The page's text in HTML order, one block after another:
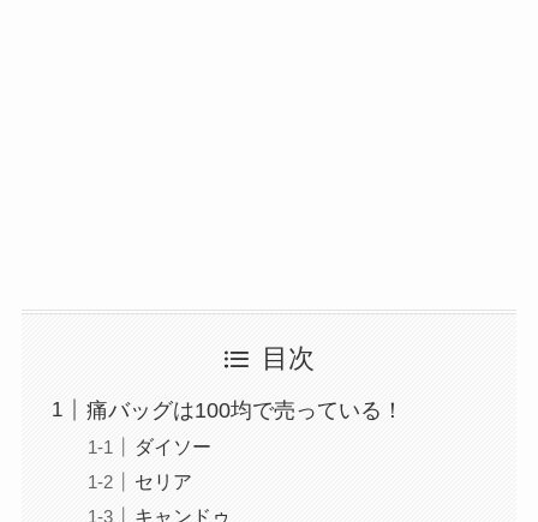
目次
痛バッグは100均で売っている！
ダイソー
セリア
キャンドゥ